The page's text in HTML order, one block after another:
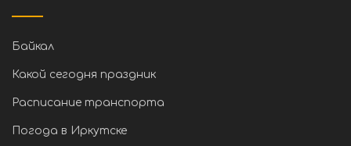
Байкал
Какой сегодня праздник
Расписание транспорта
Погода в Иркутске